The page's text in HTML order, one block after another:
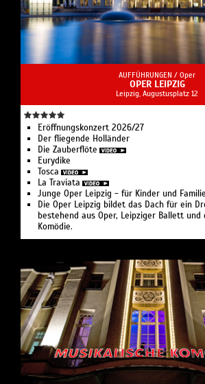
AUFFÜHRUNGEN / Oper
OPER LEIPZIG
Leipzig, Augustusplatz 12
Eröffnungskonzert 2026/27
Der fliegende Holländer
Die Zauberflöte
Eurydike
Tosca
La Traviata
Junge Oper Leipzig - für Kinder und
Die Oper Leipzig bildet das Dach für ein
bestehend aus Oper, Leipziger Ballett und
Komödie.